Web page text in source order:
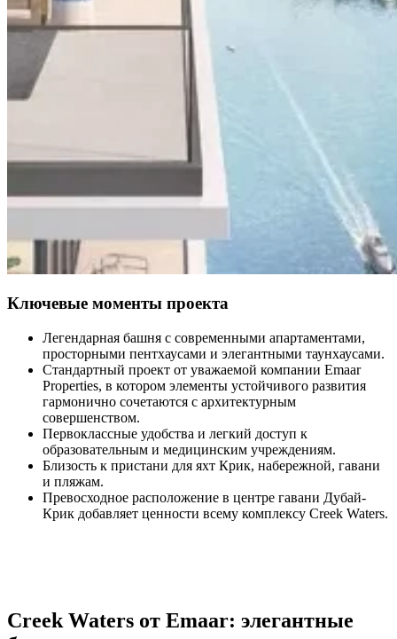
Ключевые моменты проекта
Легендарная башня с современными апартаментами,
просторными пентхаусами и элегантными таунхаусами.
Стандартный проект от уважаемой компании Emaar
Properties, в котором элементы устойчивого развития
гармонично сочетаются с архитектурным
совершенством.
Первоклассные удобства и легкий доступ к
образовательным и медицинским учреждениям.
Близость к пристани для яхт Крик, набережной, гавани
и пляжам.
Превосходное расположение в центре гавани Дубай-
Крик добавляет ценности всему комплексу Creek Waters.
Creek Waters от Emaar: элегантные